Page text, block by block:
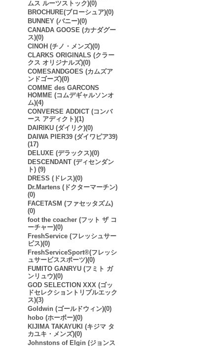
ムス ルーツストック)(0)
BROCHURE(ブローシュア)(0)
BUNNEY (バニー)(0)
CANADA GOOSE (カナダグー
ス)(0)
CINOH (チノ・メンズ)(0)
CLARKS ORIGINALS (クラー
クス オリジナルズ)(0)
COMESANDGOES (カムズア
ンドゴーズ)(0)
COMME des GARCONS
HOMME (コムデギャルソンオ
ム)(4)
CONVERSE ADDICT (コンバ
ース アディクト)(1)
DAIRIKU (ダイリク)(0)
DAIWA PIER39 (ダイワピア39)
(17)
DELUXE (デラックス)(0)
DESCENDANT (ディセンダン
ト) (9)
DRESS (ドレス)(0)
Dr.Martens (ドクターマーチン)
(0)
FACETASM (ファセッタズム)
(0)
foot the coacher (フット ザ コ
ーチャー)(0)
FreshService (フレッシュサー
ビス)(0)
FreshServiceSport®︎(フレッシ
ュサービススポーツ)(0)
FUMITO GANRYU (フミト ガ
ンリュウ)(0)
GOD SELECTION XXX (ゴッ
ドセレクショントリプルエック
ス)(3)
Goldwin (ゴールドウィン)(0)
hobo (ホーボー)(0)
KIJIMA TAKAYUKI (キジマ タ
カユキ・メンズ)(0)
Johnstons of Elgin (ジョンス